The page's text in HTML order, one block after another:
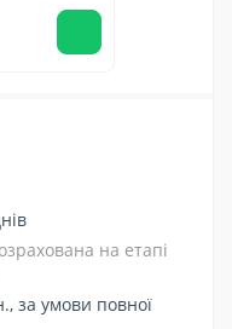
на етапі
за умови повної